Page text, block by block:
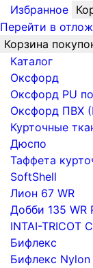
Избранное
Перейти в
Корзина
Каталог
Оксфорд
Оксфорд PU
Оксфорд ПВХ
Курточные
Дюспо
Таффета
SoftShell
Лион 67 WR
Добби 135 WR
INTAI-TRICOT
Бифлекс
Бифлекс Nylon